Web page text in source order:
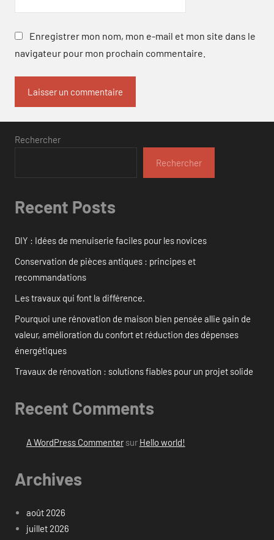
Enregistrer mon nom, mon e-mail et mon site dans le
navigateur pour mon prochain commentaire.
Rechercher
Rechercher
Recent Posts
DIY : Idées de menuiserie faciles pour les novices
Conservation de pièces antiques : principes et
recommandations
Les travaux qui font la différence.
Pourquoi une rénovation de maison bien pensée allie gain de
valeur, amélioration du confort et réduction des dépenses
énergétiques
Travaux de rénovation : solutions fiables pour un projet solide
Recent Comments
A WordPress Commentersur Hello world!
Archives
août 2026
juillet 2026